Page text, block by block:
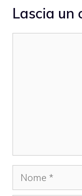
Lascia un
Nome